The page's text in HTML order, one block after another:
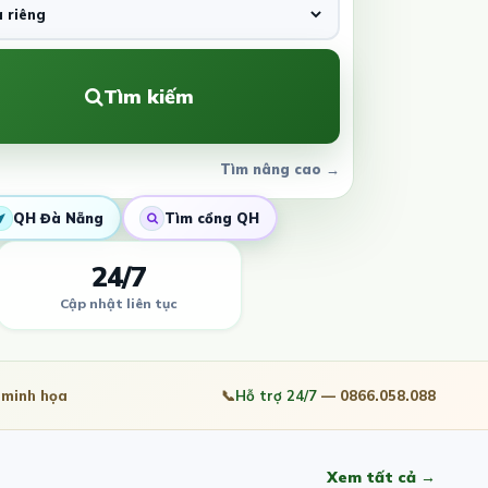
Tìm kiếm
Tìm nâng cao →
QH Đà Nẵng Tìm cổng QH
24/7
Cập nhật liên tục
họa 📞Hỗ trợ 24/7 — 0866.058.088
Xem tất cả →